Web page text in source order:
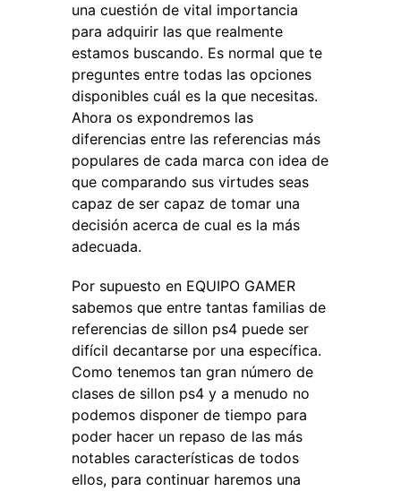
una cuestión de vital importancia
para adquirir las que realmente
estamos buscando. Es normal que te
preguntes entre todas las opciones
disponibles cuál es la que necesitas.
Ahora os expondremos las
diferencias entre las referencias más
populares de cada marca con idea de
que comparando sus virtudes seas
capaz de ser capaz de tomar una
decisión acerca de cual es la más
adecuada.
Por supuesto en EQUIPO GAMER
sabemos que entre tantas familias de
referencias de sillon ps4 puede ser
difícil decantarse por una específica.
Como tenemos tan gran número de
clases de sillon ps4 y a menudo no
podemos disponer de tiempo para
poder hacer un repaso de las más
notables características de todos
ellos, para continuar haremos una